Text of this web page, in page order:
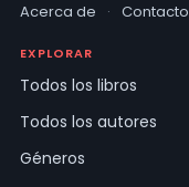
Acerca de
· Contacto
EXPLORAR
Todos los libros
Todos los autores
Géneros